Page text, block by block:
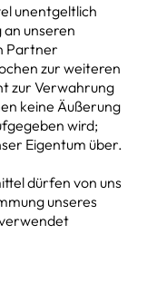
unentgeltlich
unseren
Partner
zur weiteren
zur Verwahrung
keine Äußerung
wird;
Eigentum über.
dürfen von uns
unseres